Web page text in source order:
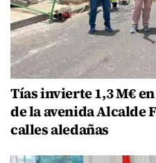
Tías invierte 1,3 M€
de la avenida Alcalde
calles aledañas